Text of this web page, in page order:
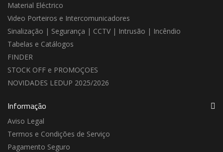
Material Eléctrico
Video Porteiros e Intercomunicadores
Sinalização | Segurança | CCTV | Intrusão | Incêndio
Tabelas e Catálogos
FINDER
STOCK OFF e PROMOÇOES
NOVIDADES LEDUP 2025/2026
Informação
Aviso Legal
Termos e Condições de Serviço
Pagamento Seguro